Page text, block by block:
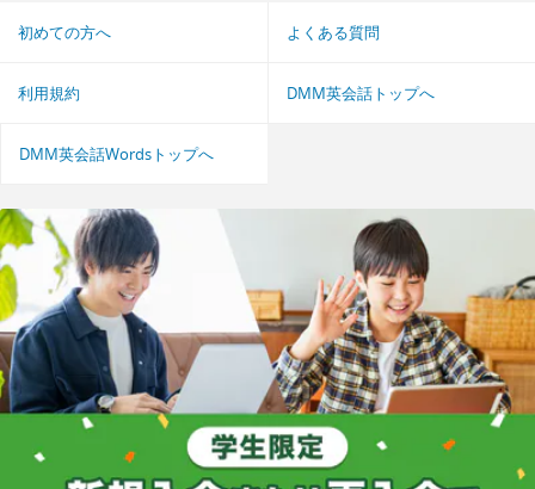
初めての方へ よくある質問
利用規約 DMM英会話トップへ
DMM英会話Wordsトップへ